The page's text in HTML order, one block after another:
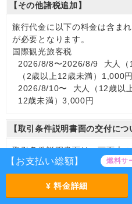
【お支払い総額】 燃料サ
¥ 料金詳細
【その他諸税追加】
旅行代金に以下の料金は含ま
が必要となります。
国際観光旅客税
2026/8/8〜2026/8/9 大人（
（2歳以上12歳未満）1,000円
2026/8/10〜 大人（12歳以
12歳未満）3,000円
【取引条件説明書面の交付につ
取引条件説明書面は、画面上
させていただきます。
※お申込み方法によって、お
もございます。